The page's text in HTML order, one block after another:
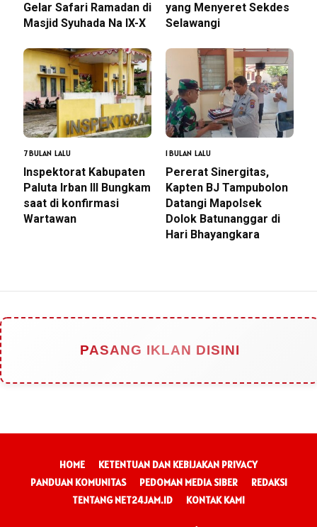
Gelar Safari Ramadan di
Masjid Syuhada Na IX-X
yang Menyeret Sekdes
Selawangi
7 BULAN LALU
Inspektorat Kabupaten
Paluta Irban III Bungkam
saat di konfirmasi
Wartawan
1 BULAN LALU
Pererat Sinergitas,
Kapten BJ Tampubolon
Datangi Mapolsek
Dolok Batunanggar di
Hari Bhayangkara
PASANG IKLAN DISINI
HOME
KETENTUAN DAN KEBIJAKAN PRIVACY
PANDUAN KOMUNITAS
PEDOMAN MEDIA SIBER
REDAKSI
TENTANG NET24JAM.ID
KONTAK KAMI